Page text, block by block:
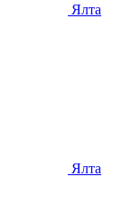
Ялта
Ялта